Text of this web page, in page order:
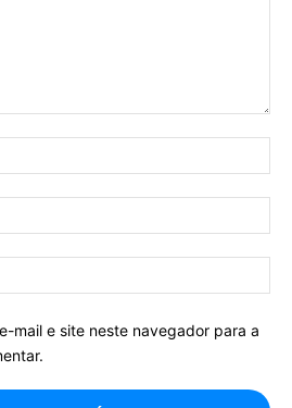
mail e site neste navegador para a